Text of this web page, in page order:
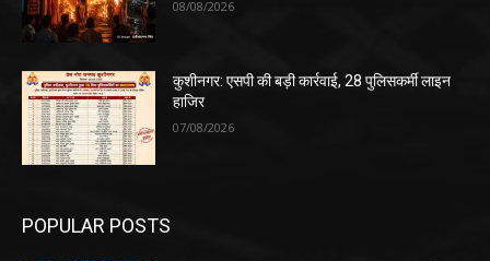
08/08/2026
कुशीनगर: एसपी की बड़ी कार्रवाई, 28 पुलिसकर्मी लाइन
हाजिर
07/08/2026
POPULAR POSTS